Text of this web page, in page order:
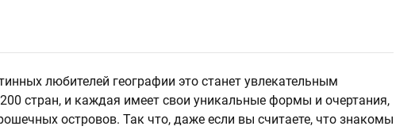
любителей географии это станет увлекательным
стран, и каждая имеет свои уникальные формы и очертания,
островов. Так что, даже если вы считаете, что знакомы